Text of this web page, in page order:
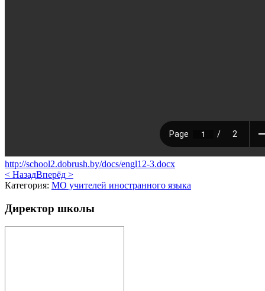
http://school2.dobrush.by/docs/engl12-3.docx
< НазадВперёд >
Категория: МО учителей иностранного языка
Директор школы